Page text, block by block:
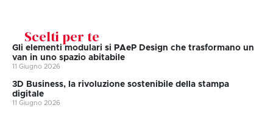
Scelti per te
Gli elementi modulari si PAeP Design che trasformano un
van in uno spazio abitabile
11 Giugno 2026
3D Business, la rivoluzione sostenibile della stampa
digitale
11 Giugno 2026